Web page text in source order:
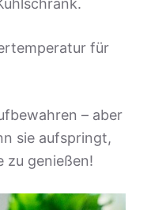
für
– aber
sie aufspringt,
zu genießen!